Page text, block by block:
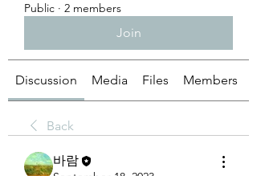
Public · 2 members
Join
Discussion Media Files Members
Back
바람